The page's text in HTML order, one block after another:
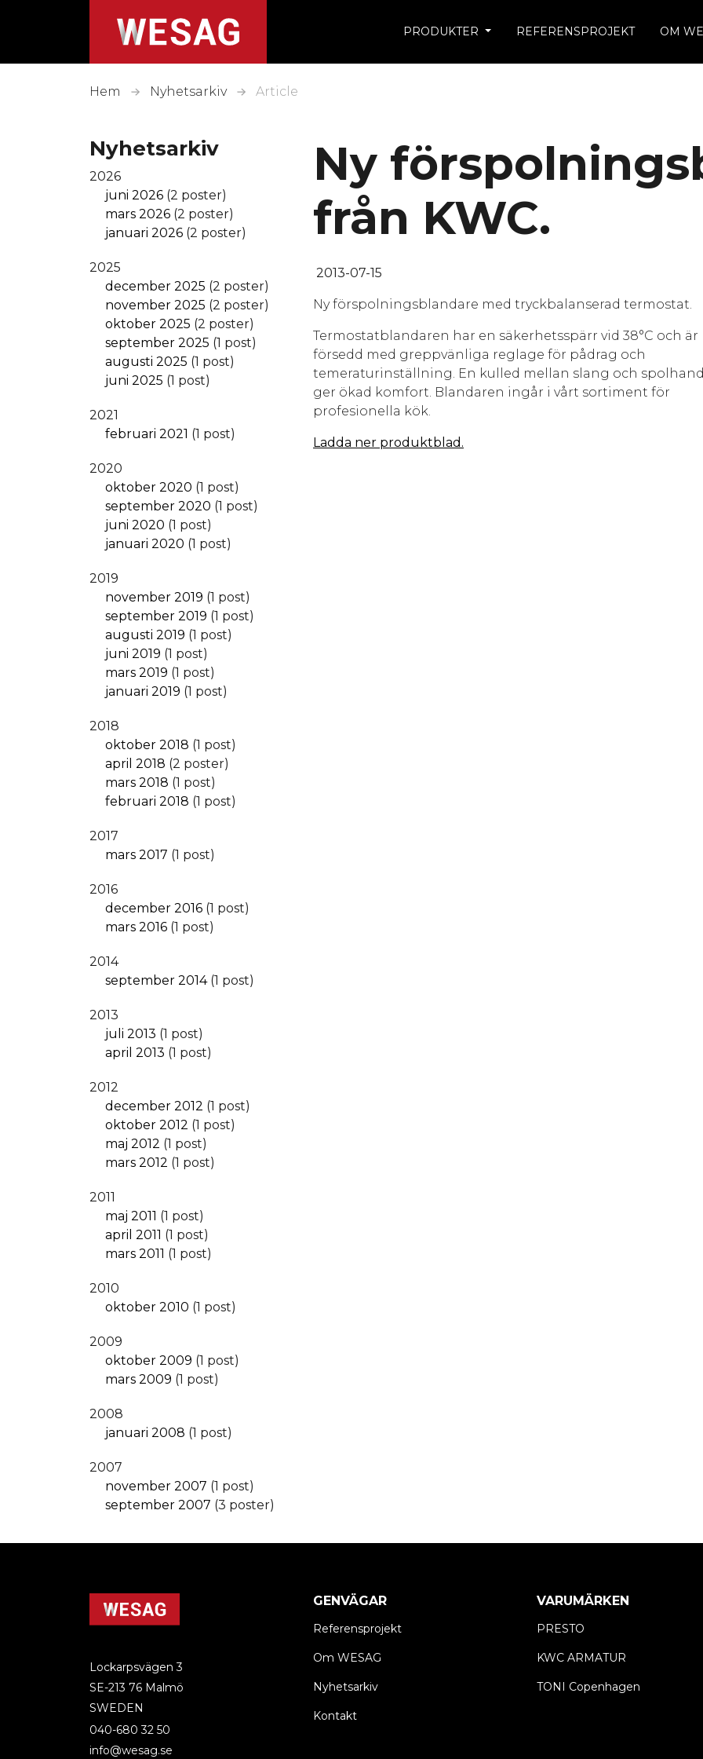
Skip to main content PRODUKTER REFERENSPROJEKT OM
Hem Nyhetsarkiv Article
Nyhetsarkiv
2026
juni 2026 (2 poster)
mars 2026 (2 poster)
januari 2026 (2 poster)
2025
december 2025 (2 poster)
november 2025 (2 poster)
oktober 2025 (2 poster)
september 2025 (1 post)
augusti 2025 (1 post)
juni 2025 (1 post)
2021
februari 2021 (1 post)
2020
oktober 2020 (1 post)
september 2020 (1 post)
juni 2020 (1 post)
januari 2020 (1 post)
2019
november 2019 (1 post)
september 2019 (1 post)
augusti 2019 (1 post)
juni 2019 (1 post)
mars 2019 (1 post)
januari 2019 (1 post)
2018
oktober 2018 (1 post)
april 2018 (2 poster)
mars 2018 (1 post)
februari 2018 (1 post)
2017
mars 2017 (1 post)
2016
december 2016 (1 post)
mars 2016 (1 post)
2014
september 2014(1 post)
2013
juli 2013 (1 post)
april 2013 (1 post)
2012
december 2012 (1 post)
oktober 2012 (1 post)
maj 2012 (1 post)
mars 2012 (1 post)
2011
maj 2011 (1 post)
april 2011 (1 post)
mars 2011 (1 post)
2010
oktober 2010 (1 post)
2009
oktober 2009 (1 post)
mars 2009 (1 post)
2008
januari 2008 (1 post)
2007
november 2007 (1 post)
september 2007 (3 poster)
Ny
från KWC.
2013-07-15
Ny förspolningsblandare med tryckbalanserad termostat.
Termostatblandaren har en säkerhetsspärr vid 38°C och är
försedd med greppvänliga reglage för pådrag och
temeraturinställning. En kulled mellan slang och
ger ökad komfort. Blandaren ingår i vårt sortiment för
profesionella kök.
Ladda ner produktblad.
Lockarpsvägen 3
SE-213 76 Malmö
SWEDEN
040-680 32 50
info@wesag.se
GENVÄGAR
Referensprojekt
Om WESAG
Nyhetsarkiv
Kontakt
VARUMÄRKEN
PRESTO
KWC ARMATUR
TONI Copenhagen